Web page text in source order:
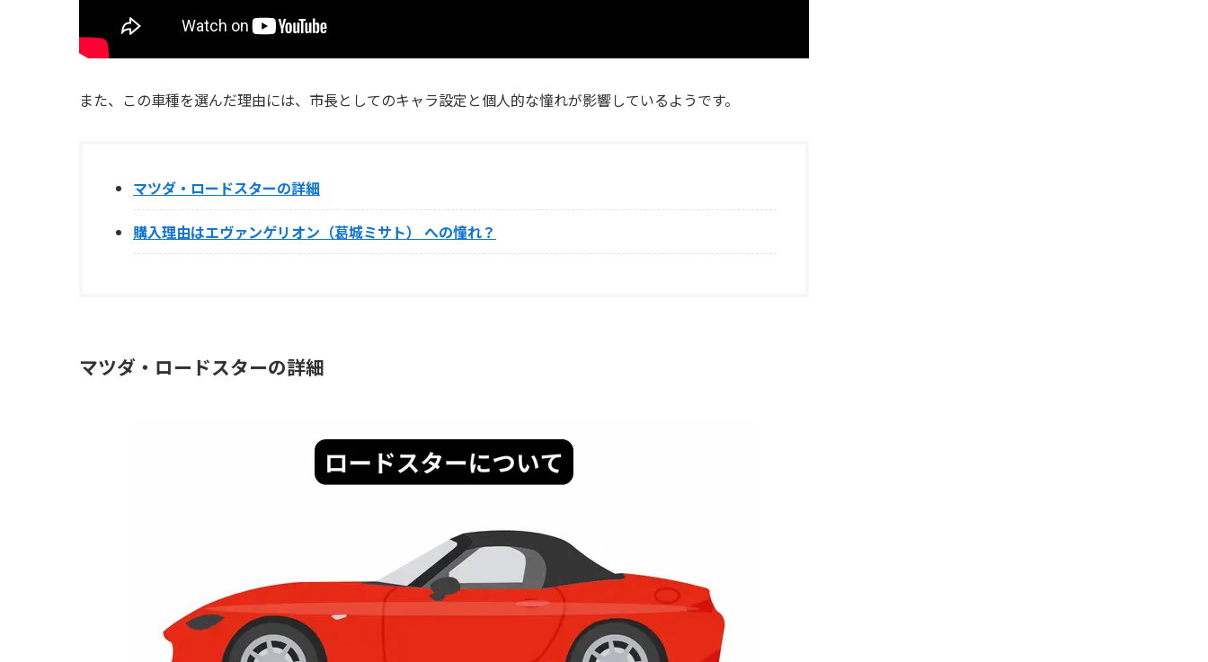
また、この車種を選んだ理由には、市長としてのキャラ設定と個人的な憧れが影響しているようです。
マツダ・ロードスターの詳細
購入理由はエヴァンゲリオン（葛城ミサト） への憧れ？
マツダ・ロードスターの詳細